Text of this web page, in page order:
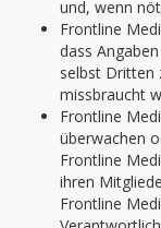
und, wenn
Frontline
dass
selbst Dritten
missbraucht
Frontline
überwachen
Frontline
ihren
Frontline